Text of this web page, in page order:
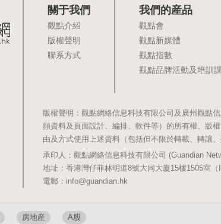
房地産 A股
關于我們
觀點介紹
版權聲明
聯系方式
我們的産品
觀點會
觀點新媒體
觀點指數
觀點品牌活動及培訓
版權聲明：觀點網絡信息科技有限公司及廣州觀點
頻資料及頁面設計、編排、軟件等）的所有權、版
由及方式使用上述資料（包括但不限於轉載、轉讓
承印人：觀點網絡信息科技有限公司 (Guandian
地址：香港灣仔菲林明道8號大同大廈15樓1505室
電郵：info@guandian.hk